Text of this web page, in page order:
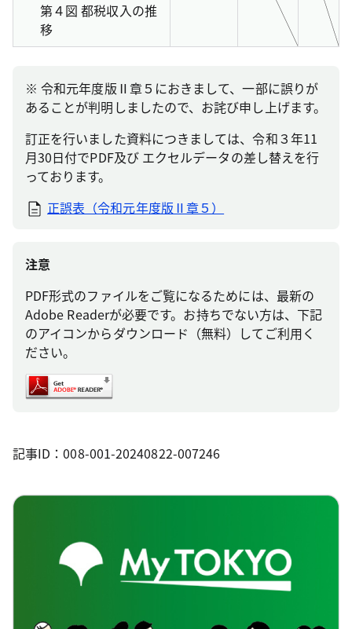
第４図 都税収入の推
移
※ 令和元年度版Ⅱ章５におきまして、一部に誤りが
あることが判明しましたので、お詫び申し上げます。
訂正を行いました資料につきましては、令和３年11
月30日付でPDF及び エクセルデータの差し替えを行
っております。
正誤表（令和元年度版Ⅱ章５）
注意
PDF形式のファイルをご覧になるためには、最新の
Adobe Readerが必要です。お持ちでない方は、下記
のアイコンからダウンロード（無料）してご利用く
ださい。
記事ID：008-001-20240822-007246